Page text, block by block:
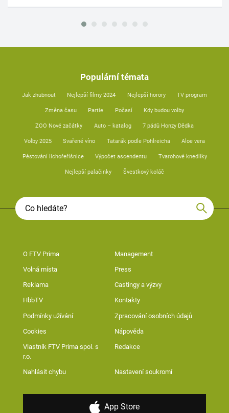
Populární témata
Jak zhubnout Nejlepší filmy 2024 Nejlepší horory TV program
Změna času Partie Počasí Kdy budou volby
ZOO Nové začátky Auto – katalog 7 pádů Honzy Dědka
Volby 2025 Svařené víno Tatarák podle Pohlreicha Aloe vera
Pěstování lichořeřišnice Výpočet ascendentu Tvarohové knedlíky
Nejlepší palačinky Švestkový koláč
O FTV Prima Management
Volná místa Press
Reklama Castingy a výzvy
HbbTV Kontakty
Podmínky užívání Zpracování osobních údajů
Cookies Nápověda
Vlastník FTV Prima spol. s
r.o.
Redakce
Nahlásit chybu Nastavení soukromí
App Store